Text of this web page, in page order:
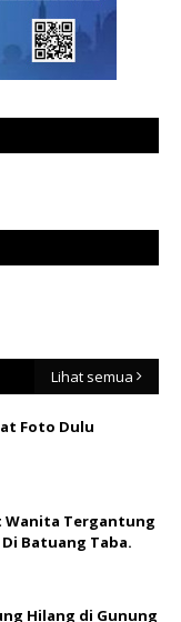
Lihat semua
Foto Dulu
Wanita Tergantung
Batuang Taba.
Hilang di Gunung